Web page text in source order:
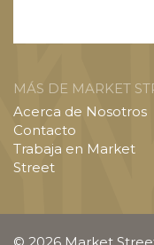
MÁS DE MARKET
Acerca de Nosotros
Contacto
Trabaja en Market
Street